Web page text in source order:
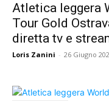
Atletica leggera
Tour Gold
diretta tv e
Loris Zanini - 26 Giugno